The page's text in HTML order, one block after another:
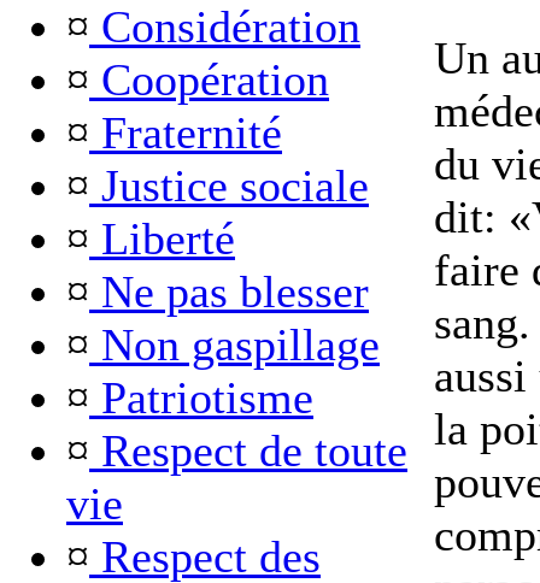
¤ Considération
¤ Coopération
¤ Fraternité
¤ Justice sociale
¤ Liberté
¤ Ne pas blesser
¤ Non gaspillage
¤ Patriotisme
¤ Respect de toute
vie
¤ Respect des
Un
du
dit:
faire
la